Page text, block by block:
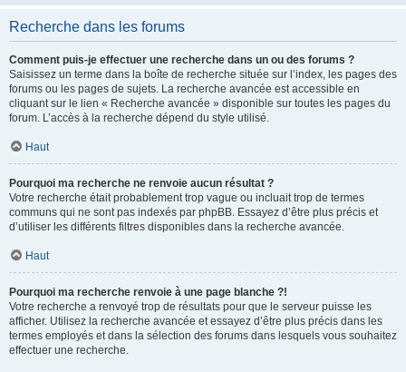
Recherche dans les forums
Comment puis-je effectuer une recherche dans un ou des forums ?
Saisissez un terme dans la boîte de recherche située sur l’index, les pages des
forums ou les pages de sujets. La recherche avancée est accessible en
cliquant sur le lien « Recherche avancée » disponible sur toutes les pages du
forum. L’accès à la recherche dépend du style utilisé.
Haut
Pourquoi ma recherche ne renvoie aucun résultat ?
Votre recherche était probablement trop vague ou incluait trop de termes
communs qui ne sont pas indexés par phpBB. Essayez d’être plus précis et
d’utiliser les différents filtres disponibles dans la recherche avancée.
Haut
Pourquoi ma recherche renvoie à une page blanche ?!
Votre recherche a renvoyé trop de résultats pour que le serveur puisse les
afficher. Utilisez la recherche avancée et essayez d’être plus précis dans les
termes employés et dans la sélection des forums dans lesquels vous souhaitez
effectuer une recherche.